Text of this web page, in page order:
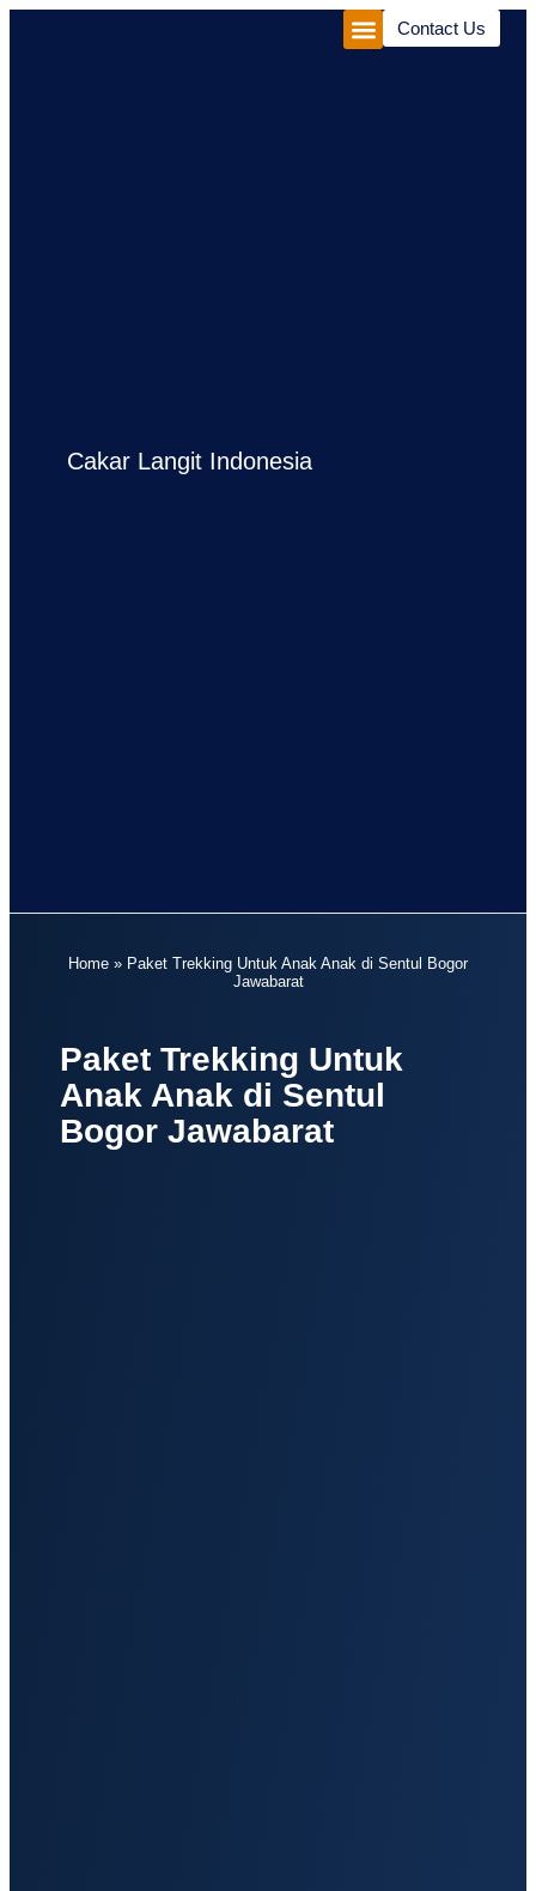
Cakar Langit Indonesia
Contact Us
Home » Paket Trekking Untuk Anak Anak di Sentul Bogor
Jawabarat
Paket Trekking Untuk
Anak Anak di Sentul
Bogor Jawabarat